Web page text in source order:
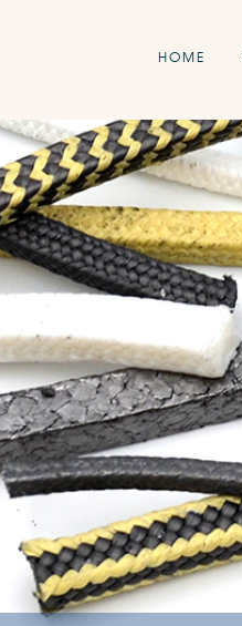
HOME